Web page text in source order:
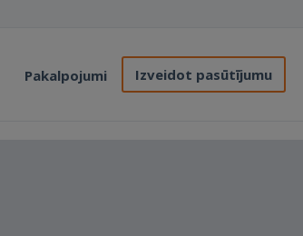
Pakalpojumi Izveidot pasūtījumu